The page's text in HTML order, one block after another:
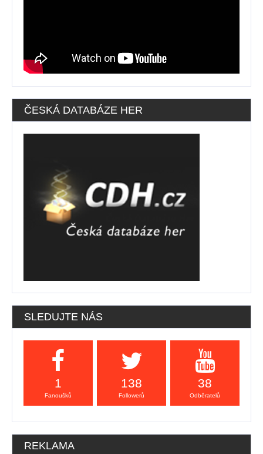
ČESKÁ DATABÁZE HER
SLEDUJTE NÁS
1
Fanoušků
138
Followerů
38
Odběratelů
REKLAMA